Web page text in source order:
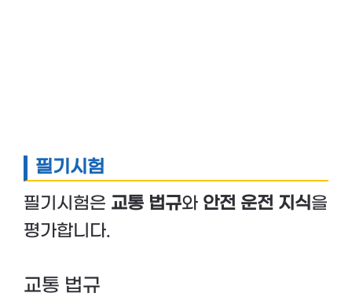
필기시험
필기시험은 교통 법규와 안전 운전 지식을
평가합니다.
교통 법규